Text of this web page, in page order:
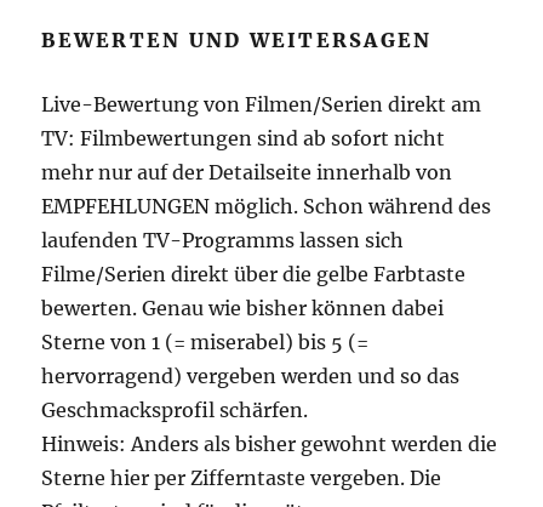
BEWERTEN UND WEITERSAGEN
Live-Bewertung von Filmen/Serien direkt am
TV: Filmbewertungen sind ab sofort nicht
mehr nur auf der Detailseite innerhalb von
EMPFEHLUNGEN möglich. Schon während des
laufenden TV-Programms lassen sich
Filme/Serien direkt über die gelbe Farbtaste
bewerten. Genau wie bisher können dabei
Sterne von 1 (= miserabel) bis 5 (=
hervorragend) vergeben werden und so das
Geschmacksprofil schärfen.
Hinweis: Anders als bisher gewohnt werden die
Sterne hier per Zifferntaste vergeben. Die